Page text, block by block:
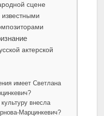
сцене
известными
актерской
имеет Светлана
внесла
Марцинкевич?